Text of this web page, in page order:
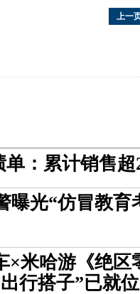
上一
：累计销售超
曝光“仿冒教育
×米哈游《绝区
行搭子”已就